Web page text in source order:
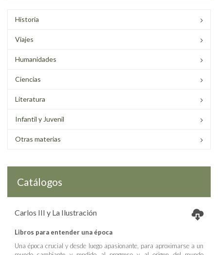
Historia
Viajes
Humanidades
Ciencias
Literatura
Infantil y Juvenil
Otras materias
Catálogos
Carlos III y La Ilustración
Libros para entender una época
Una época crucial y desde luego apasionante, para aproximarse a un